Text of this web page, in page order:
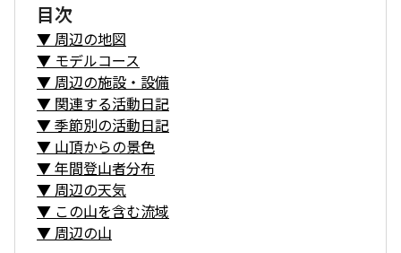
目次
▼ 周辺の地図
▼ モデルコース
▼ 周辺の施設・設備
▼ 関連する活動日記
▼季節別の活動日記
▼ 山頂からの景色
▼年間登山者分布
▼ 周辺の天気
▼ この山を含む流域
▼ 周辺の山